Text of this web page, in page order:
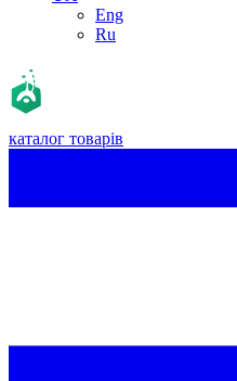
Eng
Ru
каталог товарів